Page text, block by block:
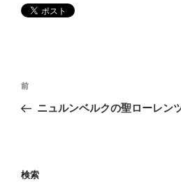
投
ナ
ー
前
の
前
ニュルンベルクの聖ローレン
検索